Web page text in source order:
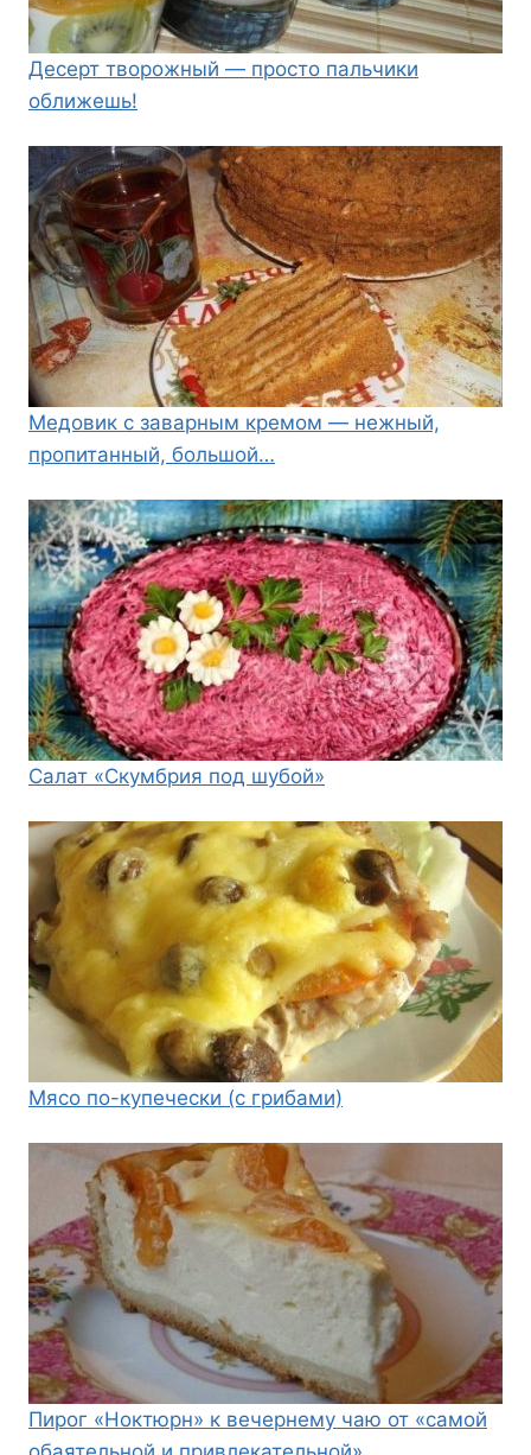
Десерт творожный — просто пальчики
оближешь!
Медовик с заварным кремом — нежный,
пропитанный, большой…
Салат «Скумбрия под шубой»
Мясо по-купечески (с грибами)
Пирог «Ноктюрн» к вечернему чаю от «самой